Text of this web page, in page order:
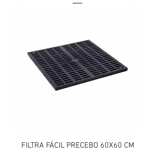
FILTRA FÁCIL PRECEBO 60X60 CM